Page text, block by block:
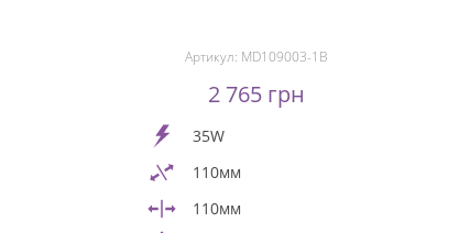
Артикул: MD109003-1B
2 765 грн
35W
110мм
110мм